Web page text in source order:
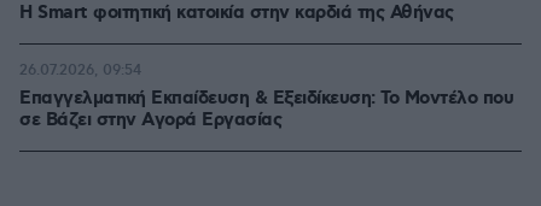
Η Smart φοιτητική κατοικία στην καρδιά της Αθήνας
Επαγγελματική Εκπαίδευση & Εξειδίκευση: Το Mοντέλο που
σε Bάζει στην Aγορά Eργασίας
26.07.2026, 09:54